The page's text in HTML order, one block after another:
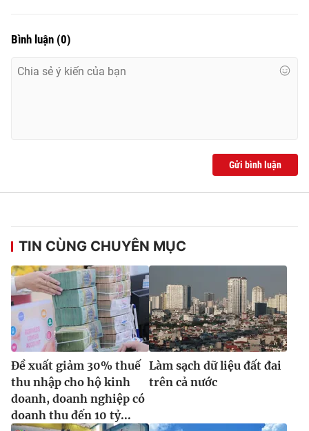
Bình luận (0)
Gửi bình luận
TIN CÙNG CHUYÊN MỤC
Đề xuất giảm 30% thuế
thu nhập cho hộ kinh
doanh, doanh nghiệp có
doanh thu đến 10 tỷ...
Làm sạch dữ liệu đất đai
trên cả nước